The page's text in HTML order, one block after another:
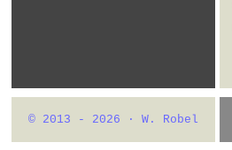
© 2013 - 2026 · W. Robel